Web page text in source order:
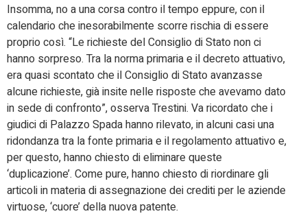
Insomma, no a una corsa contro il tempo eppure, con il
calendario che inesorabilmente scorre rischia di essere
proprio così. “Le richieste del Consiglio di Stato non ci
hanno sorpreso. Tra la norma primaria e il decreto attuativo,
era quasi scontato che il Consiglio di Stato avanzasse
alcune richieste, già insite nelle risposte che avevamo dato
in sede di confronto”, osserva Trestini. Va ricordato che i
giudici di Palazzo Spada hanno rilevato, in alcuni casi una
ridondanza tra la fonte primaria e il regolamento attuativo e,
per questo, hanno chiesto di eliminare queste
‘duplicazione’. Come pure, hanno chiesto di riordinare gli
articoli in materia di assegnazione dei crediti per le aziende
virtuose, ‘cuore’ della nuova patente.